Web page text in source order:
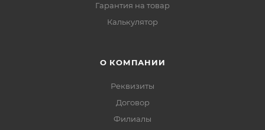
Гарантия на товар
Калькулятор
О КОМПАНИИ
Реквизиты
Договор
Филиалы